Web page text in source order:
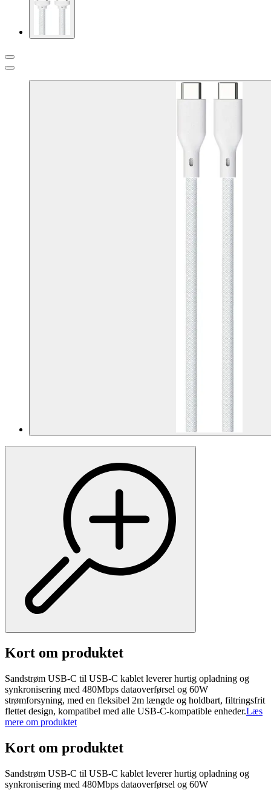
Kort om produktet
Sandstrøm USB-C til USB-C kablet leverer hurtig opladning og
synkronisering med 480Mbps dataoverførsel og 60W
strømforsyning, med en fleksibel 2m længde og holdbart, filtringsfrit
flettet design, kompatibel med alle USB-C-kompatible enheder.Læs
mere om produktet
Kort om produktet
Sandstrøm USB-C til USB-C kablet leverer hurtig opladning og
synkronisering med 480Mbps dataoverførsel og 60W